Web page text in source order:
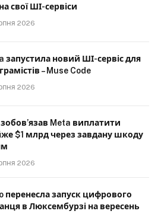
свої ШІ-сервіси
2026
запустила новий ШІ-сервіс для
– Muse Code
2026
Meta виплатити
$1 млрд через завдану шкоду
2026
перенесла запуск цифрового
в Люксембурзі на вересень